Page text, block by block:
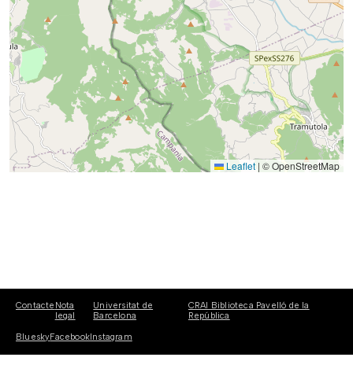
Leaflet | © OpenStreetMap
Contacte Nota
legal
Universitat de
Barcelona
CRAI Biblioteca Pavelló de la
República
BlueskyFacebookInstagram